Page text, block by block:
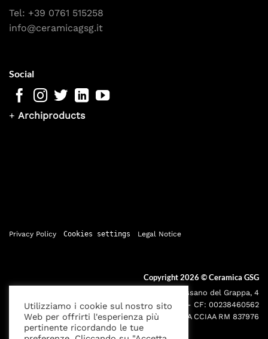
Tel: +39 0761 515258
info@ceramicagsg.it
Social
+ Archiproducts
Privacy Policy Cookies settings Legal Notice
Copyright 2026 ©Ceramica GSG
Sede legale: Via Bassano del Grappa, 4
000195 - Roma P.IVA: 05095691001 - CF: 00238460562
Iscr. Reg. Imprese RM00238460562 REA CCIAA RM 837976
Utilizziamo i cookie sul nostro sito
Web per offrirti l'esperienza più
pertinente ricordando le tue